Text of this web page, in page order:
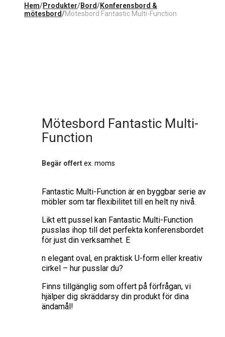
Hem/Produkter/Bord/Konferensbord &
mötesbord/Mötesbord Fantastic Multi-Function
Mötesbord Fantastic Multi-
Function
Begär offertex. moms
Fantastic Multi-Function är en byggbar serie av
möbler som tar flexibilitet till en helt ny nivå.
Likt ett pussel kan Fantastic Multi-Function
pusslas ihop till det perfekta konferensbordet
för just din verksamhet. E
n elegant oval, en praktisk U-form eller kreativ
cirkel – hur pusslar du?
Finns tillgänglig som offert på förfrågan, vi
hjälper dig skräddarsy din produkt för dina
ändamål!